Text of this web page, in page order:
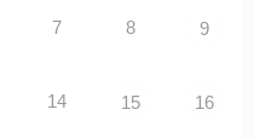
7 8 9
14 15 16